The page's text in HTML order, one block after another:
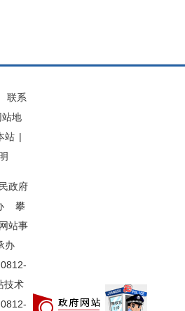
联系
站地
站 |
政府
攀
站事
办
技术